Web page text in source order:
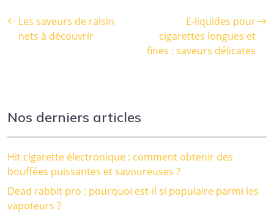
Les saveurs de raisin
nets à découvrir
E-liquides pour
cigarettes longues et
fines : saveurs délicates
Nos derniers articles
Hit cigarette électronique : comment obtenir des
bouffées puissantes et savoureuses ?
Dead rabbit pro : pourquoi est-il si populaire parmi les
vapoteurs ?